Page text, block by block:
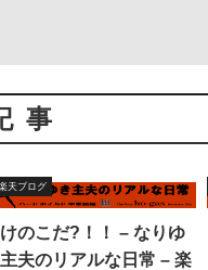
事
楽天ブログ
のこだ?！！ – なりゆ
夫のリアルな日常 – 楽